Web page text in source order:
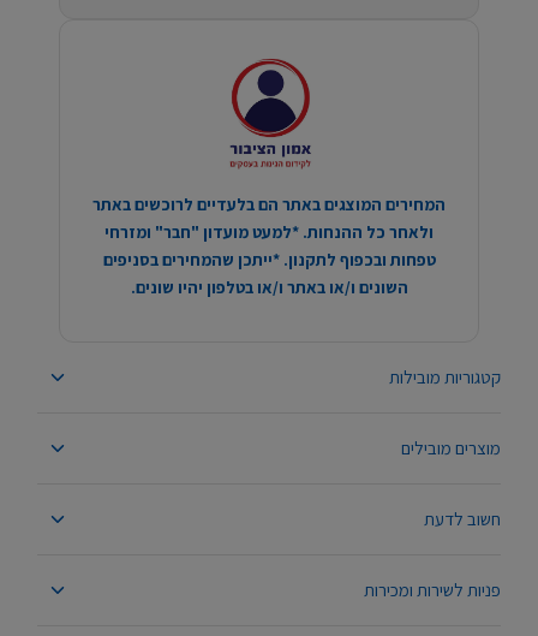
קטגוריות מובילות
מוצרים מובילים
חשוב לדעת
פניות לשירות ומכירות
המחירים המוצגים באתר הם בלעדיים לרוכשים באתר
ולאחר כל ההנחות. *למעט מועדון "חבר" ומזרחי
טפחות ובכפוף לתקנון. *ייתכן שהמחירים בסניפים
השונים ו/או באתר ו/או בטלפון יהיו שונים.